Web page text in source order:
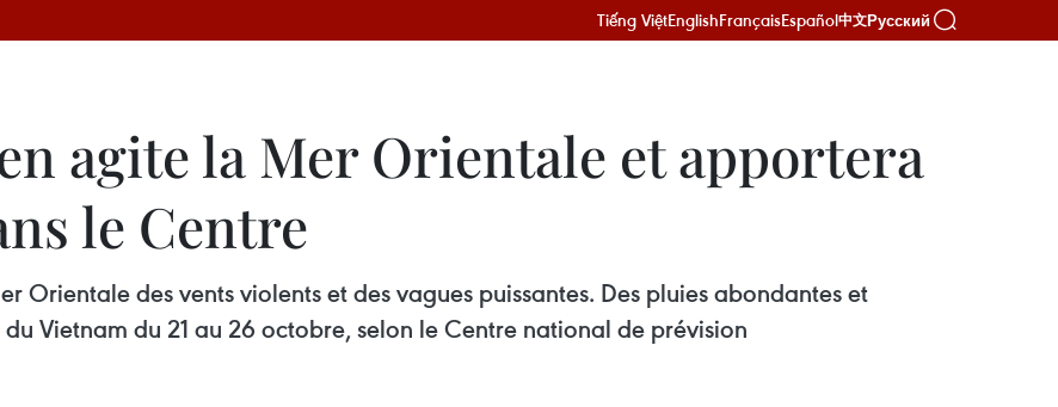
Tiếng ViệtEnglishFrançaisEspañol中文Русский
agite la Mer Orientale et apportera
le Centre
Orientale des vents violents et des vagues puissantes. Des pluies abondantes et
Vietnam du 21 au 26 octobre, selon le Centre national de prévision